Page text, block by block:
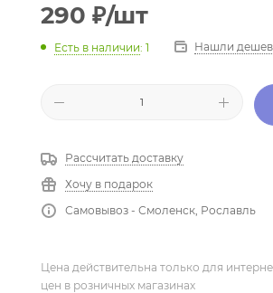
290 ₽/шт
Есть в наличии: 1 Нашли
Рассчитать доставку
Хочу в подарок
Самовывоз - Смоленск, Рославль
Цена действительна только для
цен в розничных магазинах